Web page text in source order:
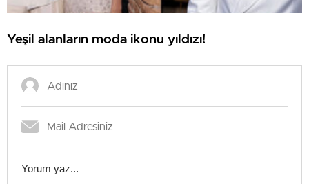
Yeşil alanların moda ikonu yıldızı!